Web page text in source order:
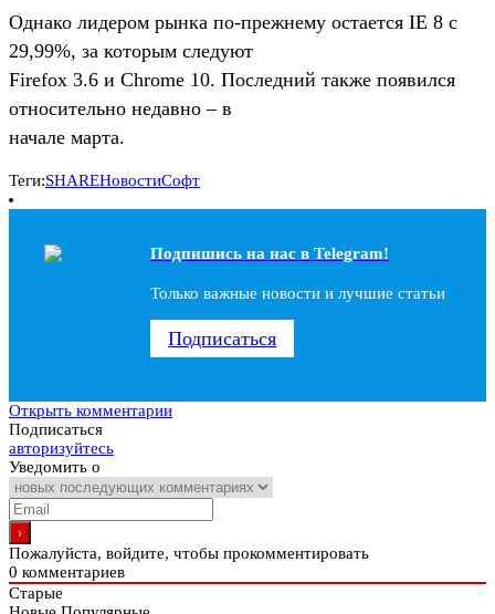
Однако лидером рынка по-прежнему остается IE 8 с
29,99%, за которым следуют
Firefox 3.6 и Chrome 10. Последний также появился
относительно недавно – в
начале марта.
Теги:SHAREНовостиСофт
Подпишись на наc в Telegram!
Только важные новости и лучшие статьи
Подписаться
Открыть комментарии
Подписаться
авторизуйтесь
Уведомить о
Пожалуйста, войдите, чтобы прокомментировать
0 комментариев
Старые